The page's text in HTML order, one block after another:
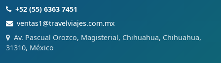
+52 (55) 6363 7451
ventas1@travelviajes.com.mx
Av. Pascual Orozco, Magisterial, Chihuahua, Chihuahua,
31310, México